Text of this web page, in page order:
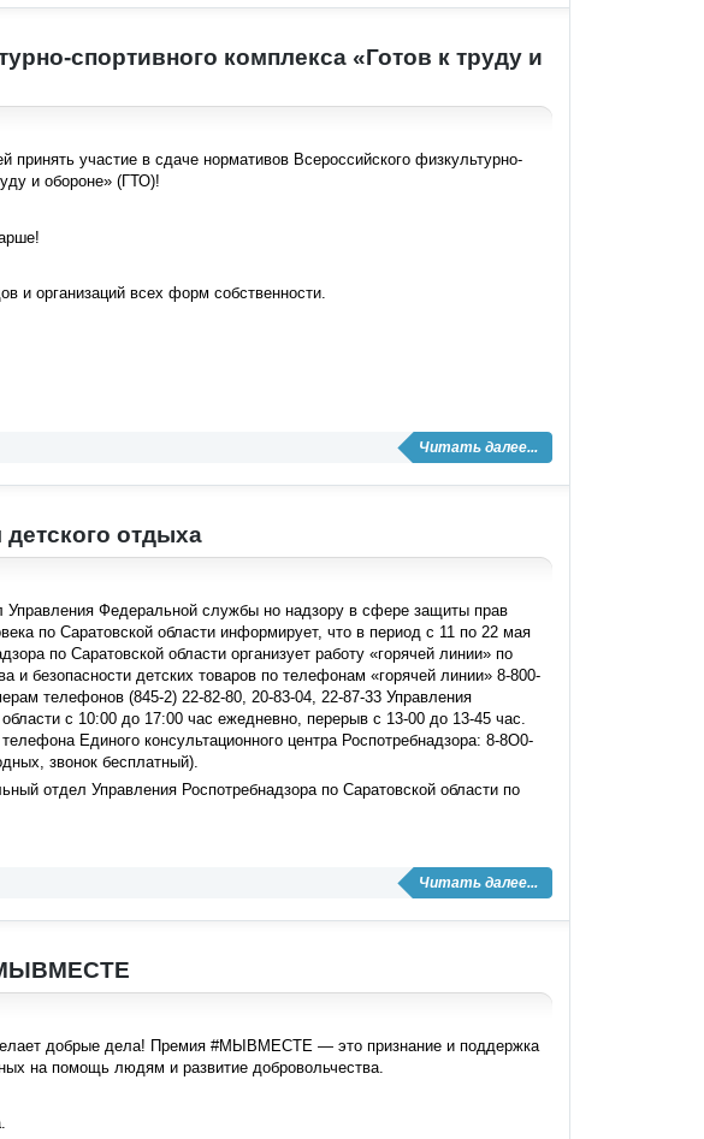
спортивного комплекса «Готов к труду и
принять участие в сдаче нормативов Всероссийского физкультурно-
и обороне» (ГТО)!
и организаций всех форм собственности.
Читать далее...
отдыха
Управления Федеральной службы но надзору в сфере защиты прав
по Саратовской области информирует, что в период с 11 по 22 мая
по Саратовской области организует работу «горячей линии» по
и безопасности детских товаров по телефонам «горячей линии» 8-800-
телефонов (845-2) 22-82-80, 20-83-04, 22-87-33 Управления
с 10:00 до 17:00 час ежедневно, перерыв с 13-00 до 13-45 час.
Единого консультационного центра Роспотребнадзора: 8-8О0-
звонок бесплатный).
отдел Управления Роспотребнадзора по Саратовской области по
Читать далее...
добрые дела! Премия #МЫВМЕСТЕ — это признание и поддержка
на помощь людям и развитие добровольчества.